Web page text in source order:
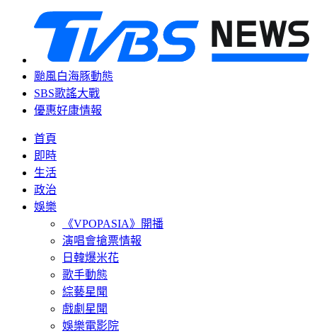
颱風白海豚動態
SBS歌謠大戰
優惠好康情報
首頁
即時
生活
政治
娛樂
《VPOPASIA》開播
演唱會搶票情報
日韓爆米花
歌手動態
綜藝星聞
戲劇星聞
娛樂電影院